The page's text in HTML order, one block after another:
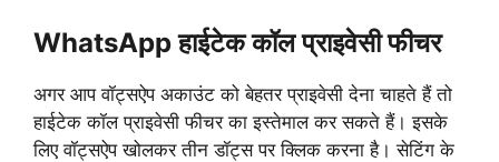
WhatsApp हाईटेक कॉल प्राइवेसी फीचर
अगर आप वॉट्सऐप अकाउंट को बेहतर प्राइवेसी देना चाहते हैं तो
हाईटेक कॉल प्राइवेसी फीचर का इस्तेमाल कर सकते हैं। इसके
लिए वॉट्सऐप खोलकर तीन डॉट्स पर क्लिक करना है। सेटिंग के